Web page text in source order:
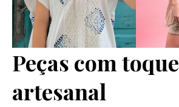
Peças com toque
artesanal